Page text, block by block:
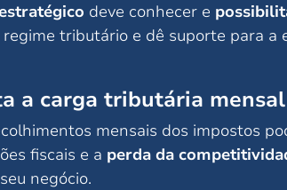
deve conhecer e
tributário e dê suporte para a
a carga tributária
mensais dos impostos
fiscais e a perda da
negócio.